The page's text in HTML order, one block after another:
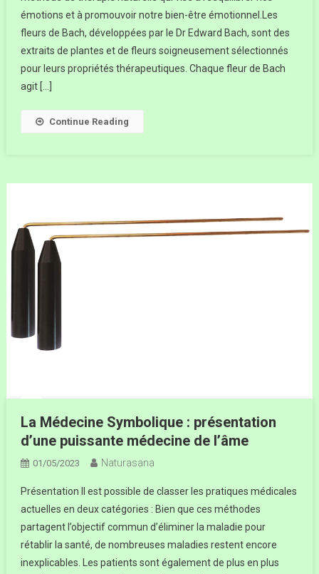
émotions et à promouvoir notre bien-être émotionnel.Les
fleurs de Bach, développées par le Dr Edward Bach, sont des
extraits de plantes et de fleurs soigneusement sélectionnés
pour leurs propriétés thérapeutiques. Chaque fleur de Bach
agit […]
Continue Reading
La Médecine Symbolique : présentation
d’une puissante médecine de l’âme
01/05/2023 Naturasana
Présentation Il est possible de classer les pratiques médicales
actuelles en deux catégories : Bien que ces méthodes
partagent l’objectif commun d’éliminer la maladie pour
rétablir la santé, de nombreuses maladies restent encore
inexplicables. Les patients sont également de plus en plus